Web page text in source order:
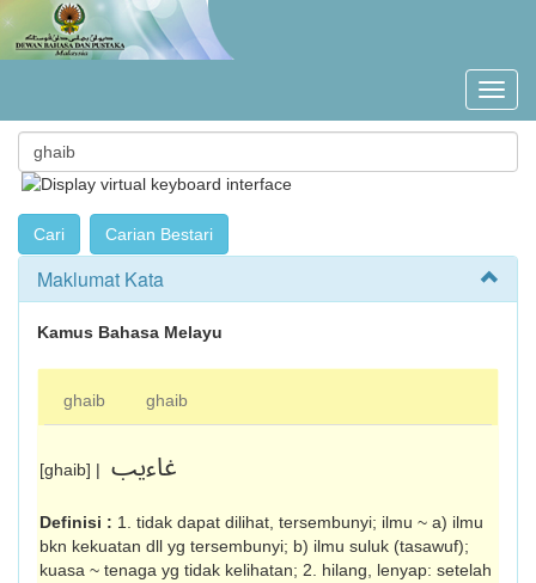
Maklumat Kata
Kamus Bahasa Melayu
ghaib ghaib
[ghaib] | ‌غاءيب
Definisi : 1. tidak dapat dilihat, tersembunyi; ilmu ~ a) ilmu
bkn kekuatan dll yg tersembunyi; b) ilmu suluk (tasawuf);
kuasa ~ tenaga yg tidak kelihatan; 2. hilang, lenyap: setelah